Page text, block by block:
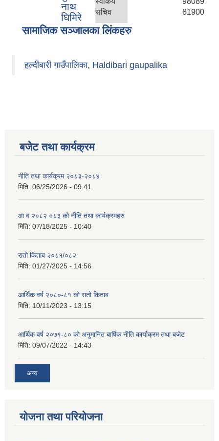
नाथ
घिमिरे
सचिव
81900
सामाजिक सञ्जालका लिंकहरु
हल्दीबारी गाउँपालिका, Haldibari gaupalika
बजेट तथा कार्यक्रम
नीति तथा कार्यक्रम २०८३-२०८४
मिति: 06/25/2026 - 09:41
आ व २०८२ ०८३ को नीति तथा कार्यक्रमहरु
मिति: 07/18/2025 - 10:40
रातो किताब २०८१/०८२
मिति: 01/27/2025 - 14:56
आर्थिक वर्ष २०८०-८१ को रातो किताब
मिति: 10/11/2023 - 13:15
आर्थिक वर्ष २०७९-८० को अनुमानित बार्षिक नीति कार्याक्रम तथा बजेट
मिति: 09/07/2022 - 14:43
अन्य
योजना तथा परियोजना